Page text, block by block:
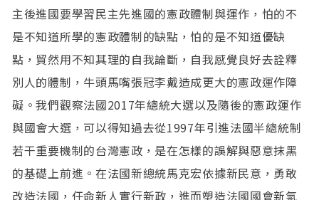
主後進國要學習民主先進國的憲政體制與運作，怕的不
是不知道所學的憲政體制的缺點，怕的是不知道優缺
點，貿然用不知其理的自我論斷，自我感覺良好去詮釋
別人的體制，牛頭馬嘴張冠李戴造成更大的憲政運作障
礙。我們觀察法國2017年總統大選以及隨後的憲政運作
與國會大選，可以得知過去從1997年引進法國半總統制
若干重要機制的台灣憲政，是在怎樣的誤解與惡意抹黑
的基礎上前進。在法國新總統馬克宏依據新民意，勇敢
改造法國，任命新人實行新政，進而塑造法國國會新氣